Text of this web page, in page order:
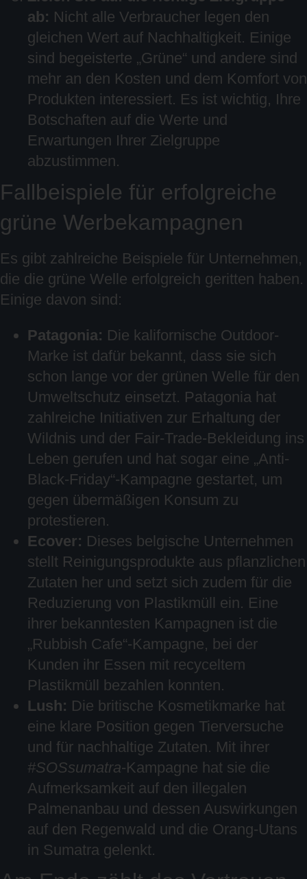
ab: Nicht alle Verbraucher legen den
gleichen Wert auf Nachhaltigkeit. Einige
sind begeisterte „Grüne“ und andere sind
mehr an den Kosten und dem Komfort von
Produkten interessiert. Es ist wichtig, Ihre
Botschaften auf die Werte und
Erwartungen Ihrer Zielgruppe
abzustimmen.
Fallbeispiele für erfolgreiche
grüne Werbekampagnen
Es gibt zahlreiche Beispiele für Unternehmen,
die die grüne Welle erfolgreich geritten haben.
Einige davon sind:
Patagonia: Die kalifornische Outdoor-
Marke ist dafür bekannt, dass sie sich
schon lange vor der grünen Welle für den
Umweltschutz einsetzt. Patagonia hat
zahlreiche Initiativen zur Erhaltung der
Wildnis und der Fair-Trade-Bekleidung ins
Leben gerufen und hat sogar eine „Anti-
Black-Friday“-Kampagne gestartet, um
gegen übermäßigen Konsum zu
protestieren.
Ecover: Dieses belgische Unternehmen
stellt Reinigungsprodukte aus pflanzlichen
Zutaten her und setzt sich zudem für die
Reduzierung von Plastikmüll ein. Eine
ihrer bekanntesten Kampagnen ist die
„Rubbish Cafe“-Kampagne, bei der
Kunden ihr Essen mit recyceltem
Plastikmüll bezahlen konnten.
Lush: Die britische Kosmetikmarke hat
eine klare Position gegen Tierversuche
und für nachhaltige Zutaten. Mit ihrer
#SOSsumatra-Kampagne hat sie die
Aufmerksamkeit auf den illegalen
Palmenanbau und dessen Auswirkungen
auf den Regenwald und die Orang-Utans
in Sumatra gelenkt.